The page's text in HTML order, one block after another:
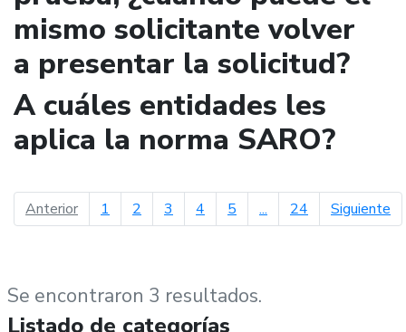
mismo solicitante volver
a presentar la solicitud?
A cuáles entidades les
aplica la norma SARO?
Anteriorpágina anterior
1 2 3 4 5 ... 24 Siguiente
Se encontraron 3 resultados.
Listado de categorías